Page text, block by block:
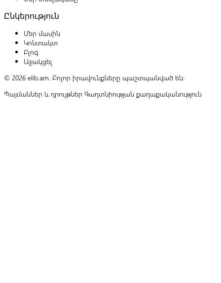
Ընկերություն
Մեր մասին
Կոնտակտ
Բլոգ
Աջակցել
© 2026 elib.am. Բոլոր իրավունքները պաշտպանված են:
Պայմաններ և դրույթներ Գաղտնիության քաղաքականություն